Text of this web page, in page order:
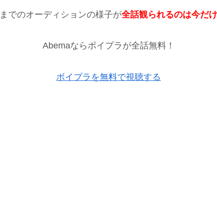
でのオーディションの様子が全話観られるのは今だ
Abemaならボイプラが全話無料！
ボイプラを無料で視聴する